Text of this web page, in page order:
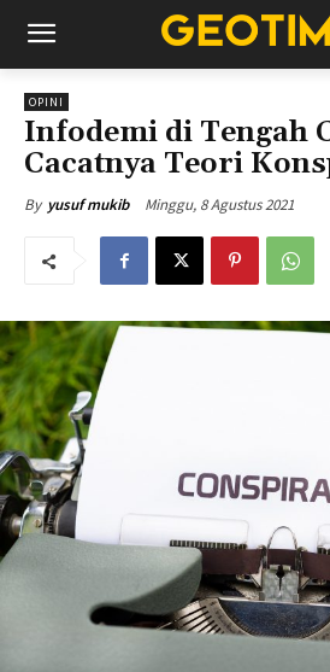
OPINI
Infodemi di Tengah
Cacatnya Teori
By yusuf mukib Minggu, 8 Agustus 2021